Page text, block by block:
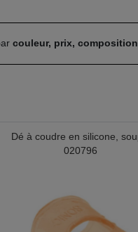
couleur, prix, composition
Dé à coudre en silicone,
020796